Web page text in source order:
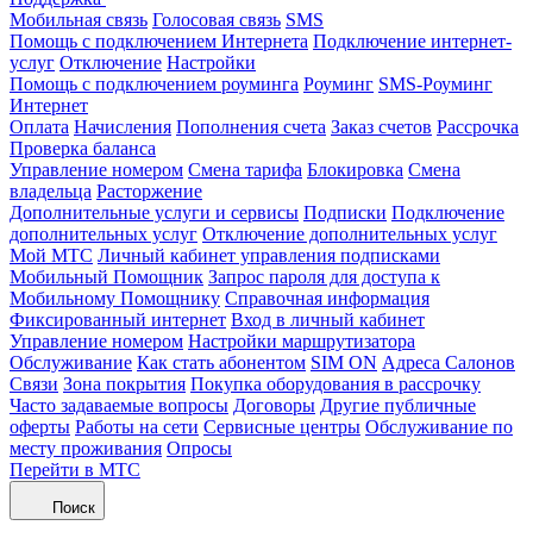
Мобильная связь Голосовая связь SMS
Помощь с подключением Интернета Подключение интернет-
услуг Отключение Настройки
Помощь с подключением роуминга Роуминг SMS-Роуминг
Интернет
Оплата Начисления Пополнения счета Заказ счетов Рассрочка
Проверка баланса
Управление номером Смена тарифа Блокировка Смена
владельца Расторжение
Дополнительные услуги и сервисы Подписки Подключение
дополнительных услуг Отключение дополнительных услуг
Мой МТС Личный кабинет управления подписками
Мобильный Помощник Запрос пароля для доступа к
Мобильному Помощнику Справочная информация
Фиксированный интернет Вход в личный кабинет
Управление номером Настройки маршрутизатора
Обслуживание Как стать абонентом SIM ON Адреса Салонов
Связи Зона покрытия Покупка оборудования в рассрочку
Часто задаваемые вопросы Договоры Другие публичные
оферты Работы на сети Сервисные центры Обслуживание по
месту проживания Опросы
Перейти в МТС
Поиск